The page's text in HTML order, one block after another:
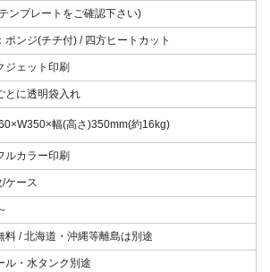
ンプレートをご確認下さい)
ポンジ(チチ付) / 四方ヒートカット
ジェット印刷
とに透明袋入れ
幅(高さ)350mm(約16kg)
ルカラー印刷
ケース
料 / 北海道・沖縄等離島は別途
・水タンク別途